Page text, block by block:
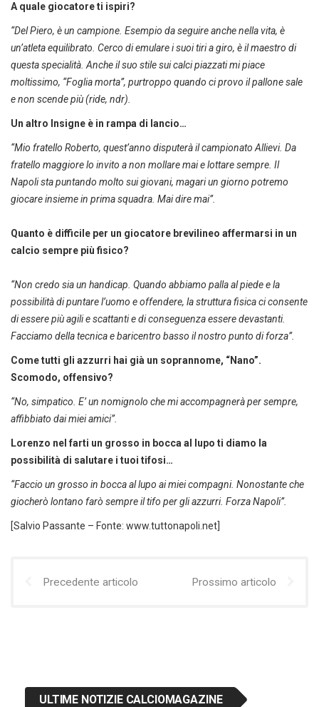
A quale giocatore ti ispiri?
“Del Piero, è un campione. Esempio da seguire anche nella vita, è
un’atleta equilibrato. Cerco di emulare i suoi tiri a giro, è il maestro di
questa specialità. Anche il suo stile sui calci piazzati mi piace
moltissimo, “Foglia morta”, purtroppo quando ci provo il pallone sale
e non scende più (ride, ndr).
Un altro Insigne è in rampa di lancio…
“Mio fratello Roberto, quest’anno disputerà il campionato Allievi. Da
fratello maggiore lo invito a non mollare mai e lottare sempre. Il
Napoli sta puntando molto sui giovani, magari un giorno potremo
giocare insieme in prima squadra. Mai dire mai”.
Quanto è difficile per un giocatore brevilineo affermarsi in un
calcio sempre più fisico?
“Non credo sia un handicap. Quando abbiamo palla al piede e la
possibilità di puntare l’uomo e offendere, la struttura fisica ci consente
di essere più agili e scattanti e di conseguenza essere devastanti.
Facciamo della tecnica e baricentro basso il nostro punto di forza”.
Come tutti gli azzurri hai già un soprannome, “Nano”.
Scomodo, offensivo?
“No, simpatico. E’ un nomignolo che mi accompagnerà per sempre,
affibbiato dai miei amici”.
Lorenzo nel farti un grosso in bocca al lupo ti diamo la
possibilità di salutare i tuoi tifosi…
“Faccio un grosso in bocca al lupo ai miei compagni. Nonostante che
giocherò lontano farò sempre il tifo per gli azzurri. Forza Napoli”.
[Salvio Passante – Fonte: www.tuttonapoli.net]
Precedente articolo Prossimo articolo
ULTIME NOTIZIE CALCIOMAGAZINE